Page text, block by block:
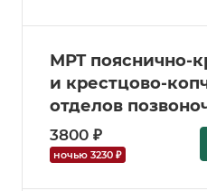
МРТ пояснично-
и крестцово-
отделов
3800 ₽
ночью 3230 ₽